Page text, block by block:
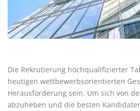
Die Rekrutierung hochqualifizierter
heutigen wettbewerbsorientierten
Herausforderung sein. Um sich von
abzuheben und die besten